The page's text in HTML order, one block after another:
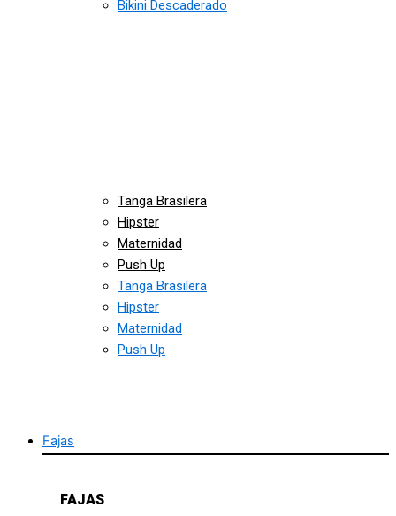
Bikini Descaderado
Tanga Brasilera
Hipster
Maternidad
Push Up
Tanga Brasilera
Hipster
Maternidad
Push Up
Fajas
FAJAS